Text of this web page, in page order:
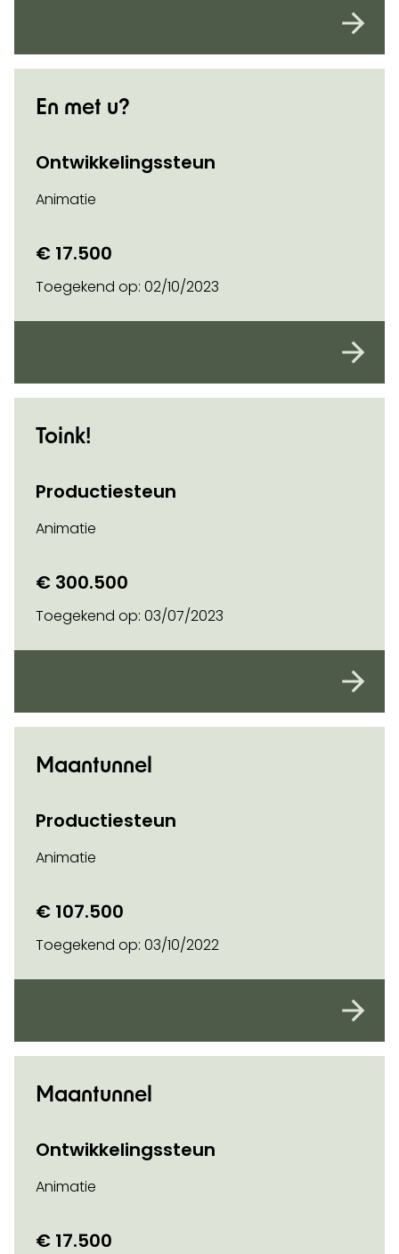
En met u?
Ontwikkelingssteun
Animatie
€ 17.500
Toegekend op: 02/10/2023
Toink!
Productiesteun
Animatie
€ 300.500
Toegekend op: 03/07/2023
Maantunnel
Productiesteun
Animatie
€ 107.500
Toegekend op: 03/10/2022
Maantunnel
Ontwikkelingssteun
Animatie
€ 17.500